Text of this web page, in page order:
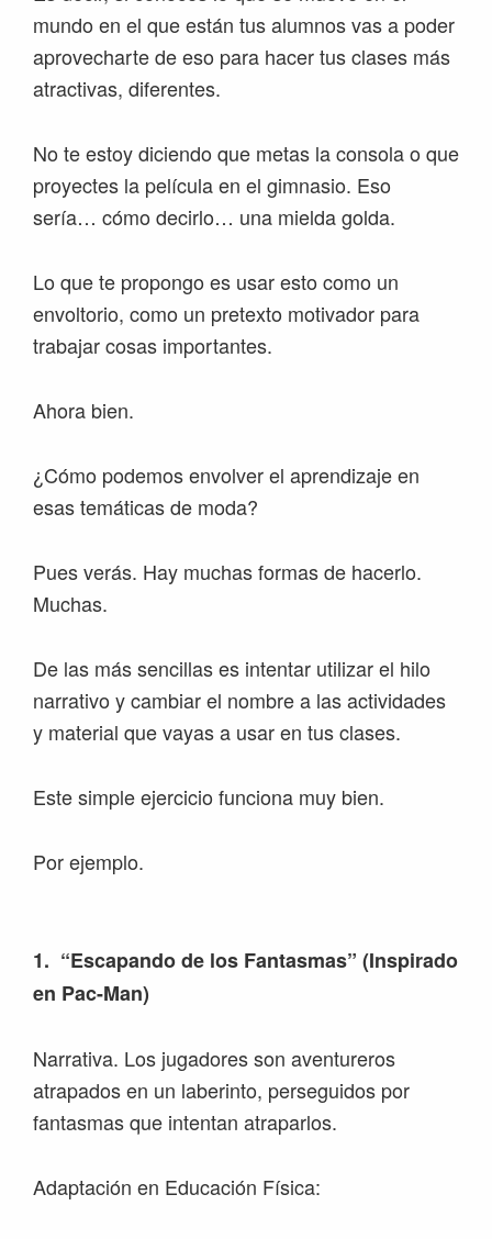
mundo en el que están tus alumnos vas a poder
aprovecharte de eso para hacer tus clases más
atractivas, diferentes.
No te estoy diciendo que metas la consola o que
proyectes la película en el gimnasio. Eso
sería… cómo decirlo… una mielda golda.
Lo que te propongo es usar esto como un
envoltorio, como un pretexto motivador para
trabajar cosas importantes.
Ahora bien.
¿Cómo podemos envolver el aprendizaje en
esas temáticas de moda?
Pues verás. Hay muchas formas de hacerlo.
Muchas.
De las más sencillas es intentar utilizar el hilo
narrativo y cambiar el nombre a las actividades
y material que vayas a usar en tus clases.
Este simple ejercicio funciona muy bien.
Por ejemplo.
1. “Escapando de los Fantasmas” (Inspirado
en Pac-Man)
Narrativa. Los jugadores son aventureros
atrapados en un laberinto, perseguidos por
fantasmas que intentan atraparlos.
Adaptación en Educación Física: